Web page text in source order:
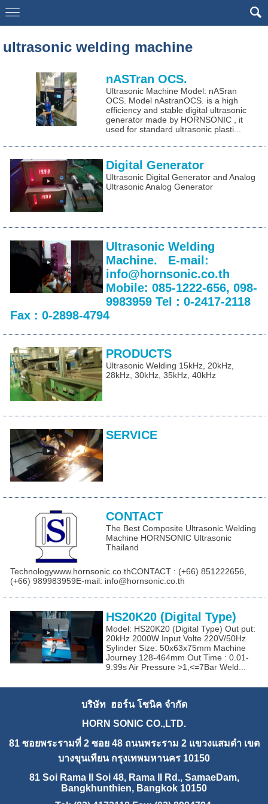
ultrasonic welding machine
nASTran OCS.
Ultrasonic Machine Model: nASran
OCS. Model nAstranOCS. is a high
efficiency and stable digital ultrasonic
generator made by HORNSONIC , it
used for standard ultrasonic plasti...
Digital Generator
Ultrasonic Digital Generator and Analog
Ultrasonic Analog Generator
Ultrasonic Welding
Machine. E-mail:
info@hornsonic.co.th
Mobile: 085-1222-656, 098-
9983959 Tel : 0-2417-2118
Fax : 0-2898-4794
PRODUCTS
Ultrasonic Welding 15kHz, 20kHz,
28kHz, 30kHz, 35kHz, 40kHz
SERVICE
CONTACT
The Best Composite Ultrasonic Welding
Machine HORNSONIC Ultrasonic
Thailand
Technologywww.hornsonic.co.thCONTACT : (+66) 851222656,
(+66) 989983959E-mail: info@hornsonic.co.th
HS20K20 (Digital Type)
Model: HS20K20 (Digital Type) Out put:
20kHz 2000W Input Volte 220V/50Hz
Sylinder Size: 50x63x75mm Machine
Journey 128-464mm Out Time : 0.01-
9.99s Air Pressure >1,<=7Bar Weld...
บริษัท ฮอร์น โซนิค จำกัด
HORN SONIC CO.,LTD.
81 ซอยพระรามที่ 2 ซอย 48 ถนนพระราม 2 แขวงแสมดำ เขต
บางขุนเทียน กรุงเทพมหานคร 10150
81 Soi Rama II Soi 48, Rama II Rd., SamaeDam,
Bangkhunthien, Bangkok 10150